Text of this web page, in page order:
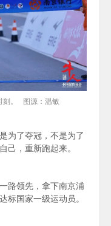
刻。 图源：温敏
为了夺冠，不是为了
己，重新跑起来。
路领先，拿下南京浦
标国家一级运动员。